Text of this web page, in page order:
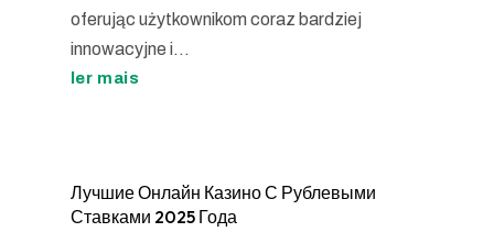
oferując użytkownikom coraz bardziej
innowacyjne i...
ler mais
Лучшие Онлайн Казино С Рублевыми
Ставками 2025 Года